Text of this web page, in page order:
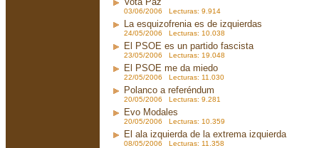
03/06/2006 Lecturas: 9.914
La esquizofrenia es de izquierdas
24/05/2006 Lecturas: 10.038
El PSOE es un partido fascista
23/05/2006 Lecturas: 19.048
El PSOE me da miedo
22/05/2006 Lecturas: 11.030
Polanco a referéndum
20/05/2006 Lecturas: 9.281
Evo Modales
20/05/2006 Lecturas: 10.359
El ala izquierda de la extrema izquierda
08/05/2006 Lecturas: 11.358